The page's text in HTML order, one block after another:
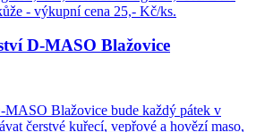
- výkupní cena 25,- Kč/ks.
D-MASO Blažovice
MASO Blažovice bude každý pátek v
čerstvé kuřecí, vepřové a hovězí maso,